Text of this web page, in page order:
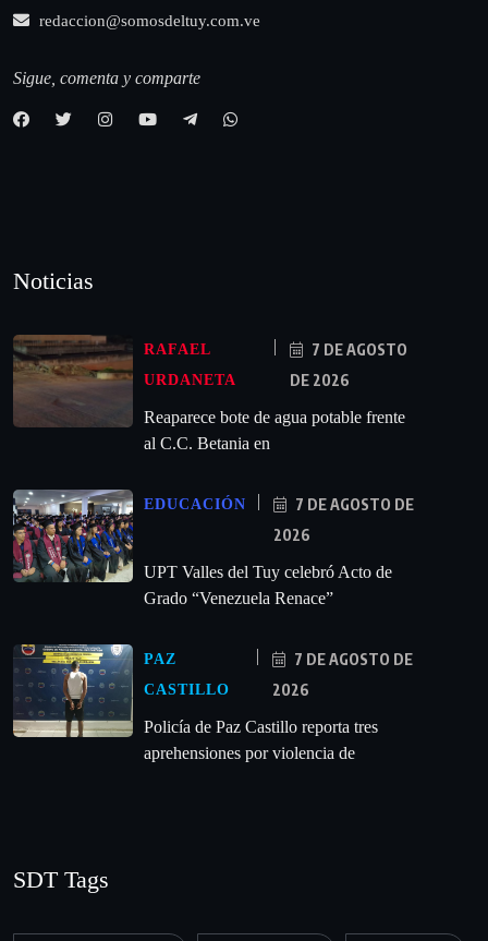
redaccion@somosdeltuy.com.ve
Sigue, comenta y comparte
Noticias
RAFAEL
URDANETA
7 DE AGOSTO
DE 2026
Reaparece bote de agua potable frente
al C.C. Betania en
EDUCACIÓN
7 DE AGOSTO DE
2026
UPT Valles del Tuy celebró Acto de
Grado “Venezuela Renace”
PAZ
CASTILLO
7 DE AGOSTO DE
2026
‎Policía de Paz Castillo reporta tres
aprehensiones por violencia de
SDT Tags